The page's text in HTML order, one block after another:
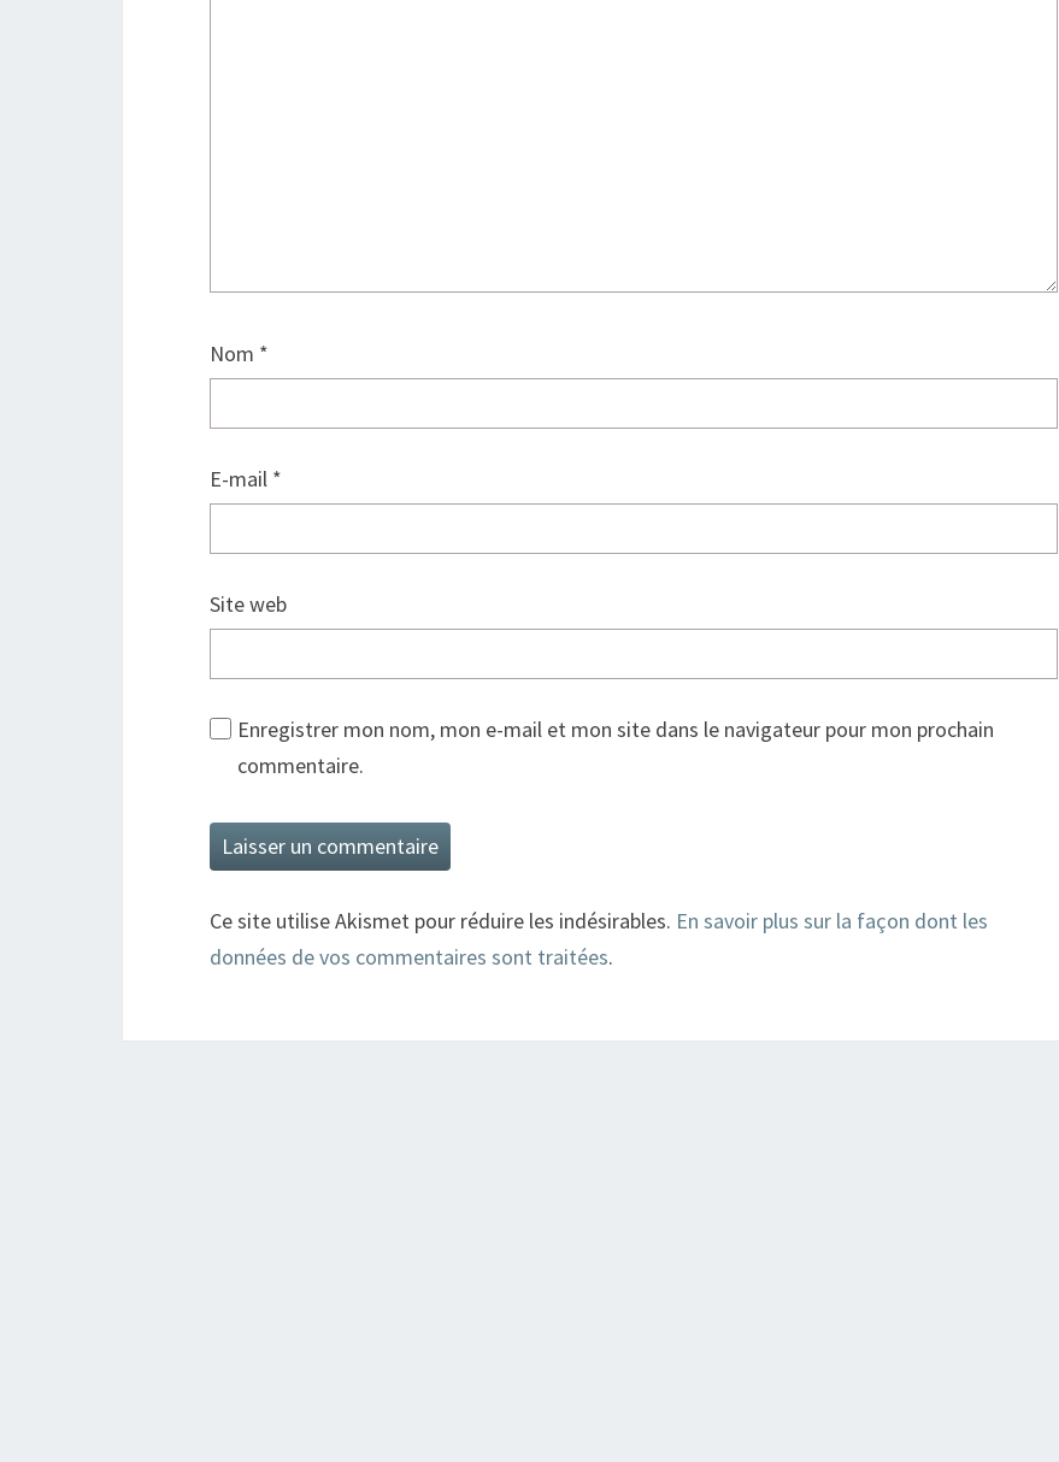
Nom *
E-mail *
Site web
Enregistrer mon nom, mon e-mail et mon site dans le navigateur pour mon prochain
commentaire.
Ce site utilise Akismet pour réduire les indésirables. En savoir plus sur la façon dont les
données de vos commentaires sont traitées.